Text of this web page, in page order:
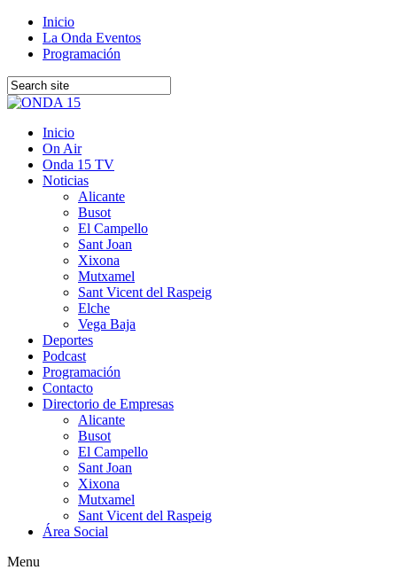
Inicio
La Onda Eventos
Programación
Inicio
On Air
Onda 15 TV
Noticias
Alicante
Busot
El Campello
Sant Joan
Xixona
Mutxamel
Sant Vicent del Raspeig
Elche
Vega Baja
Deportes
Podcast
Programación
Contacto
Directorio de Empresas
Alicante
Busot
El Campello
Sant Joan
Xixona
Mutxamel
Sant Vicent del Raspeig
Área Social
Menu